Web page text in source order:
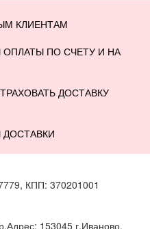
КЛИЕНТАМ
ПО СЧЕТУ И НА
ДОСТАВКУ
КПП: 370201001
153045 г.Иваново,